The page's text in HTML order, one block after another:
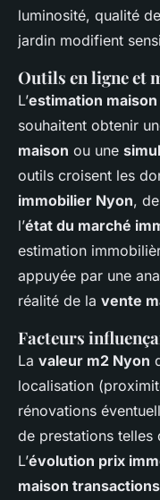
luminosité, qualité
jardin modifient
Outils en ligne et
L’estimation maison
souhaitent obtenir
maison ou une
outils croisent les
immobilier Nyon,
l’état du marché
estimation
appuyée par une
réalité de la vente
Facteurs
La valeur m2 Nyon
localisation
rénovations
de prestations telles
L’évolution prix
maison